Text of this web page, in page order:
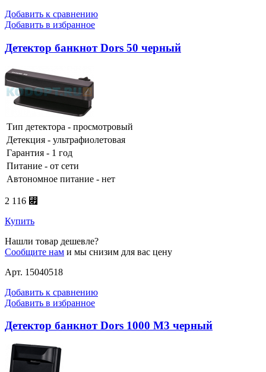
Добавить к сравнению
Добавить в избранное
Детектор банкнот Dors 50 черный
Тип детектора - просмотровый
Детекция - ультрафиолетовая
Гарантия - 1 год
Питание - от сети
Автономное питание - нет
2 116 ⃏
Купить
Нашли товар дешевле?
Сообщите нам и мы снизим для вас цену
Арт. 15040518
Добавить к сравнению
Добавить в избранное
Детектор банкнот Dors 1000 M3 черный